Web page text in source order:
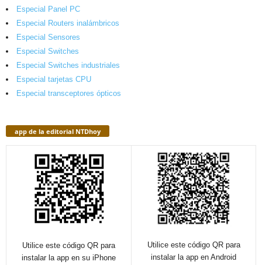
Especial Panel PC
Especial Routers inalámbricos
Especial Sensores
Especial Switches
Especial Switches industriales
Especial tarjetas CPU
Especial transceptores ópticos
app de la editorial NTDhoy
Utilice este código QR para
instalar la app en su iPhone
Utilice este código QR para
instalar la app en Android